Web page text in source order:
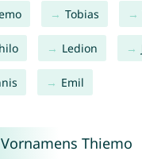
Tobias
Ledion
Emil
Thiemo